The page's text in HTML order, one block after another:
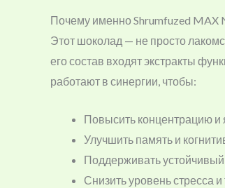
Почему именно Shrumfuzed
Этот шоколад — не просто
его состав входят экстракты
работают в синергии, чтобы:
Повысить концентрацию
Улучшить память и
Поддерживать
Снизить уровень стресса